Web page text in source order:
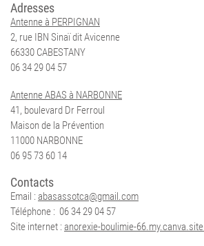
Adresses
Antenne à PERPIGNAN
2, rue IBN Sinaï dit Avicenne
66330 CABESTANY
06 34 29 04 57
Antenne ABAS à NARBONNE
41, boulevard Dr Ferroul
Maison de la Prévention
11000 NARBONNE
06 95 73 60 14
Contacts
Email : abasassotca@gmail.com
Téléphone : 06 34 29 04 57
Site internet : anorexie-boulimie-66.my.canva.site